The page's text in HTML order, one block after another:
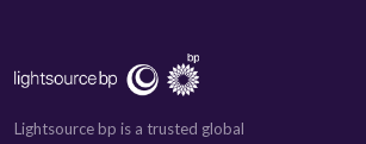
Lightsource bp is a trusted global